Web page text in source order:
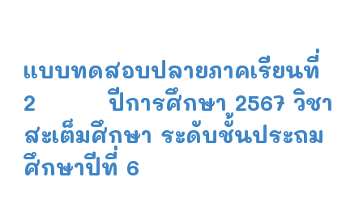
แบบทดสอบปลายภาคเรียนที่
2 ปีการศึกษา 2567 วิชา
สะเต็มศึกษา ระดับชั้นประถม
ศึกษาปีที่ 6